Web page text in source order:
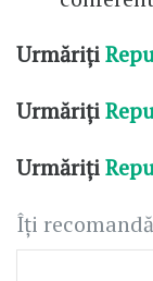
Urmăriți
Urmăriți
Urmăriți
Îți